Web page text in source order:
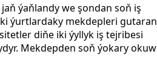
ýaňlandy we şondan soň iş
ýurtlardaky mekdepleri gutaran
diňe iki ýyllyk iş tejribesi
Mekdepden soň ýokary okuw